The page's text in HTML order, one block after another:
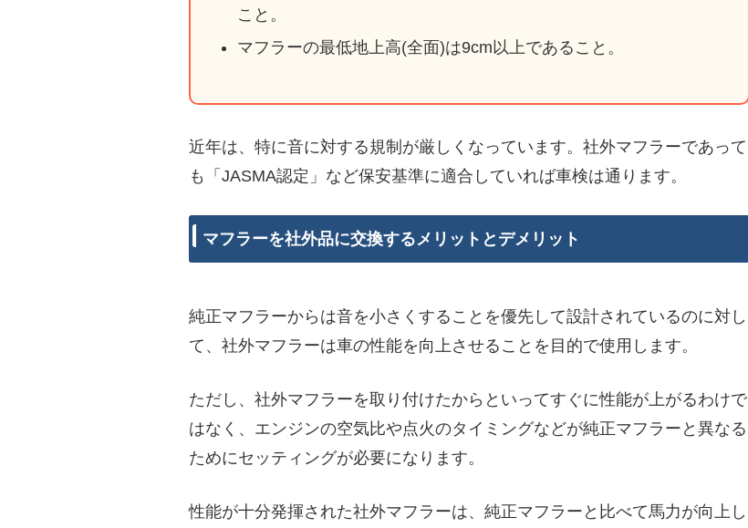
こと。
マフラーの最低地上高(全面)は9cm以上であること。
近年は、特に音に対する規制が厳しくなっています。社外マフラーであって
も「JASMA認定」など保安基準に適合していれば車検は通ります。
マフラーを社外品に交換するメリットとデメリット
純正マフラーからは音を小さくすることを優先して設計されているのに対し
て、社外マフラーは車の性能を向上させることを目的で使用します。
ただし、社外マフラーを取り付けたからといってすぐに性能が上がるわけで
はなく、エンジンの空気比や点火のタイミングなどが純正マフラーと異なる
ためにセッティングが必要になります。
性能が十分発揮された社外マフラーは、純正マフラーと比べて馬力が向上し